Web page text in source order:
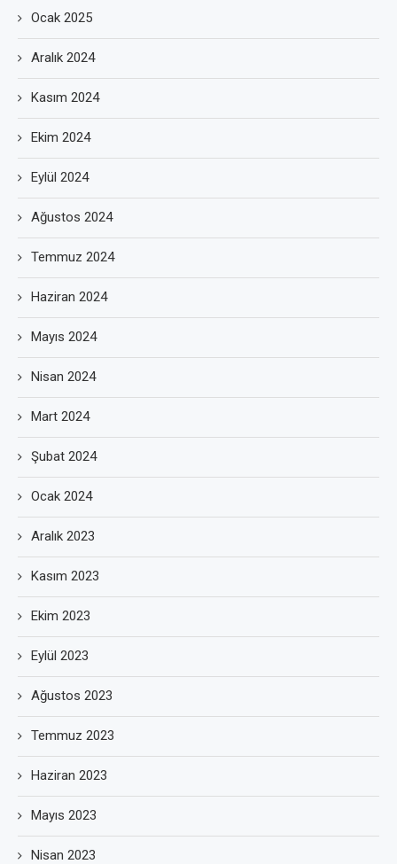
Ocak 2025
Aralık 2024
Kasım 2024
Ekim 2024
Eylül 2024
Ağustos 2024
Temmuz 2024
Haziran 2024
Mayıs 2024
Nisan 2024
Mart 2024
Şubat 2024
Ocak 2024
Aralık 2023
Kasım 2023
Ekim 2023
Eylül 2023
Ağustos 2023
Temmuz 2023
Haziran 2023
Mayıs 2023
Nisan 2023